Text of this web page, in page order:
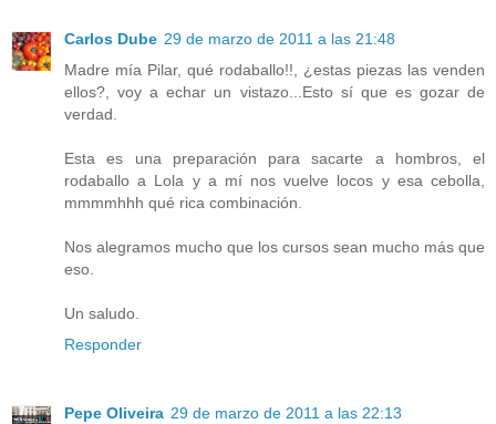
Carlos Dube 29 de marzo de 2011 a las 21:48
Madre mía Pilar, qué rodaballo!!, ¿estas piezas las venden
ellos?, voy a echar un vistazo...Esto sí que es gozar de
verdad.
Esta es una preparación para sacarte a hombros, el
rodaballo a Lola y a mí nos vuelve locos y esa cebolla,
mmmmhhh qué rica combinación.
Nos alegramos mucho que los cursos sean mucho más que
eso.
Un saludo.
Responder
Pepe Oliveira 29 de marzo de 2011 a las 22:13